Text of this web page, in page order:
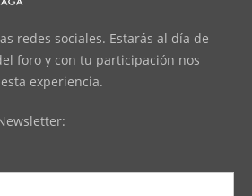
redes sociales. Estarás al día de
foro y con tu participación nos
experiencia.